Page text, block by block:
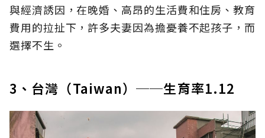
與經濟誘因，在晚婚、高昂的生活費和住房、教育
費用的拉扯下，許多夫妻因為擔憂養不起孩子，而
選擇不生。
3、台灣（Taiwan）──生育率1.12